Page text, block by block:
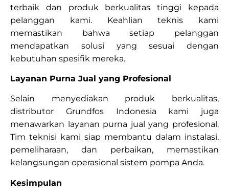
terbaik dan produk berkualitas tinggi kepada
pelanggan kami. Keahlian teknis kami
memastikan bahwa setiap pelanggan
mendapatkan solusi yang sesuai dengan
kebutuhan spesifik mereka.
Layanan Purna Jual yang Profesional
Selain menyediakan produk berkualitas,
distributor Grundfos Indonesia kami juga
menawarkan layanan purna jual yang profesional.
Tim teknisi kami siap membantu dalam instalasi,
pemeliharaan, dan perbaikan, memastikan
kelangsungan operasional sistem pompa Anda.
Kesimpulan